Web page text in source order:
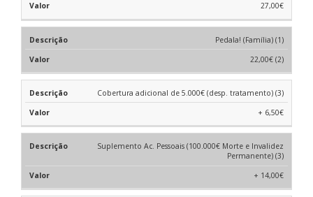
27,00€
Pedala! (Família) (1)
22,00€ (2)
Cobertura adicional de 5.000€ (desp. tratamento) (3)
+ 6,50€
Suplemento Ac. Pessoais (100.000€ Morte e Invalidez
Permanente) (3)
+ 14,00€